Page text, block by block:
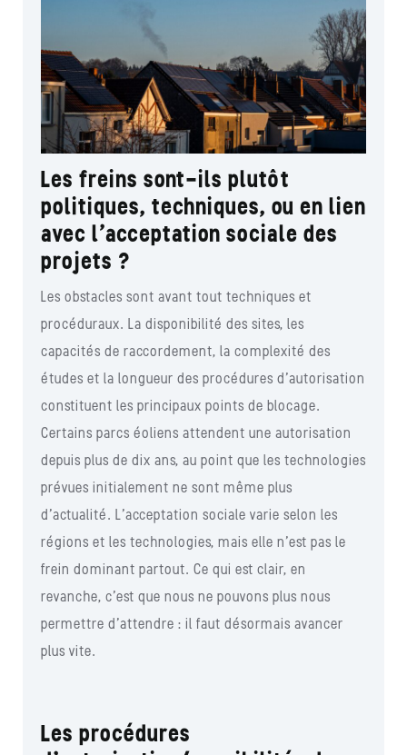
Les freins sont-ils plutôt
politiques, techniques, ou en lien
avec l’acceptation sociale des
projets ?
Les obstacles sont avant tout techniques et
procéduraux. La disponibilité des sites, les
capacités de raccordement, la complexité des
études et la longueur des procédures d’autorisation
constituent les principaux points de blocage.
Certains parcs éoliens attendent une autorisation
depuis plus de dix ans, au point que les technologies
prévues initialement ne sont même plus
d’actualité. L’acceptation sociale varie selon les
régions et les technologies, mais elle n’est pas le
frein dominant partout. Ce qui est clair, en
revanche, c’est que nous ne pouvons plus nous
permettre d’attendre : il faut désormais avancer
plus vite.
Les procédures